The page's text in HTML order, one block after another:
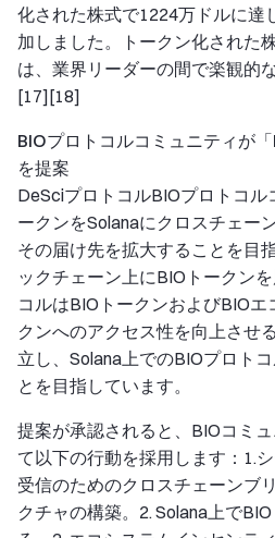
化された株式で1224万ドルに達
加しました。トークン化された
は、業界リーダーの間で楽観的
[17][18]
BIOプロトコルコミュニティが
を提案
DeSciプロトコルBIOプロトコル
ークンをSolanaにクロスチェー
その届け先を拡大することを目
ックチェーン上にBIOトークン
コルはBIOトークンおよびBIO
クンへのアクセス性を向上させ
立し、Solana上でのBIOプロト
とを目指しています。
提案が承認されると、BIOコミ
て以下の行動を採用します：1.
受信のためのクロスチェーンブ
クチャの構築。2. Solana上で